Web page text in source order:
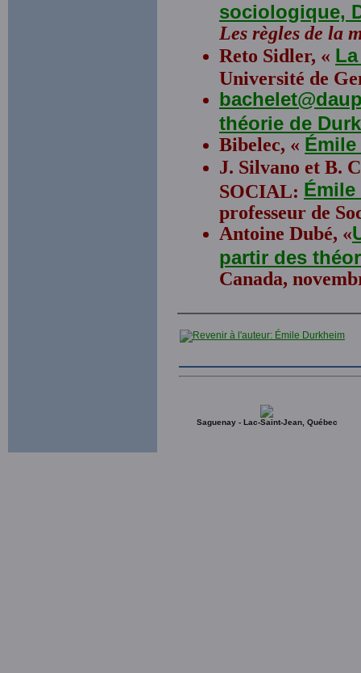
sociologique,
Les règles de la
Reto Sidler, «
Université de
théorie de
Bibelec, «
J. Silvano et B.
SOCIAL: Émile
professeur de
Antoine Dubé, «
partir des
Canada,
Saguenay - Lac-Saint-Jean, Québec